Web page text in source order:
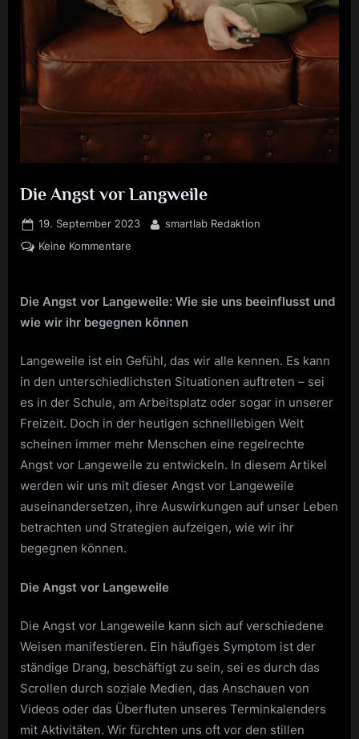
Die Angst vor Langweile
Posted
on
19. September 2023 By
smartlab Redaktion
Keine Kommentarezu
vor
Langweile
Die Angst vor Langeweile: Wie sie uns beeinflusst und
wie wir ihr begegnen können
Langeweile ist ein Gefühl, das wir alle kennen. Es kann
in den unterschiedlichsten Situationen auftreten – sei
es in der Schule, am Arbeitsplatz oder sogar in unserer
Freizeit. Doch in der heutigen schnelllebigen Welt
scheinen immer mehr Menschen eine regelrechte
Angst vor Langeweile zu entwickeln. In diesem Artikel
werden wir uns mit dieser Angst vor Langeweile
auseinandersetzen, ihre Auswirkungen auf unser Leben
betrachten und Strategien aufzeigen, wie wir ihr
begegnen können.
Die Angst vor Langeweile
Die Angst vor Langeweile kann sich auf verschiedene
Weisen manifestieren. Ein häufiges Symptom ist der
ständige Drang, beschäftigt zu sein, sei es durch das
Scrollen durch soziale Medien, das Anschauen von
Videos oder das Überfluten unseres Terminkalenders
mit Aktivitäten. Wir fürchten uns oft vor den stillen